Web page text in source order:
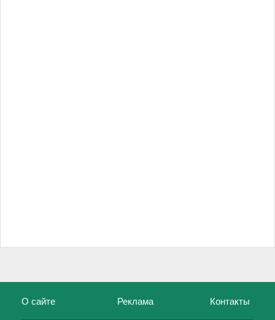
О сайте Реклама Контакты